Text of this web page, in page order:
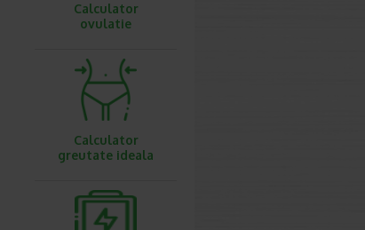
Calculator
ovulatie
Calculator
greutate ideala